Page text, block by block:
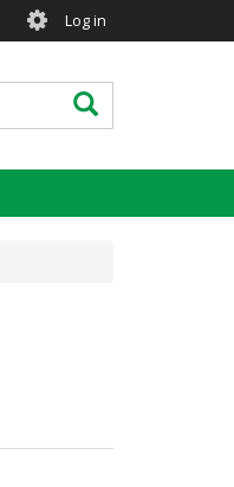
User
account
menu
Log in
Search